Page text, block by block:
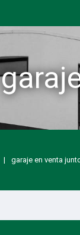
garaje en venta